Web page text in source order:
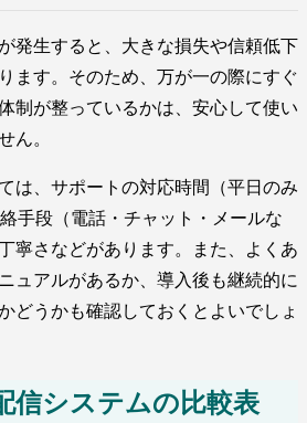
発生すると、大きな損失や信頼低下
ます。そのため、万が一の際にすぐ
制が整っているかは、安心して使い
ん。
は、サポートの対応時間（平日のみ
手段（電話・チャット・メールな
寧さなどがあります。また、よくあ
ュアルがあるか、導入後も継続的に
どうかも確認しておくとよいでしょ
信システムの比較表